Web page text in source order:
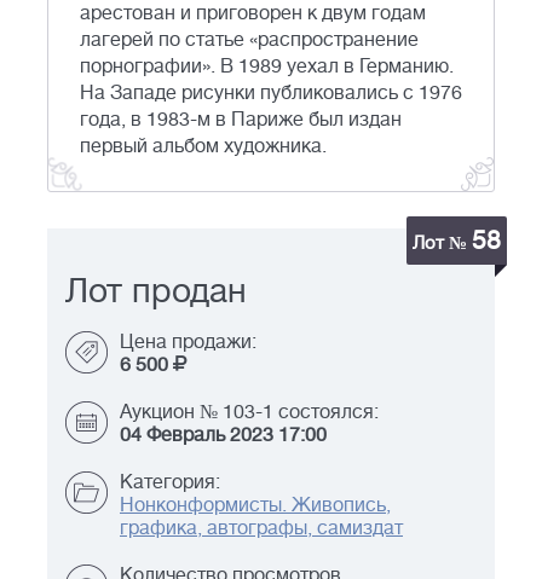
арестован и приговорен к двум годам
лагерей по статье «распространение
порнографии». В 1989 уехал в Германию.
На Западе рисунки публиковались с 1976
года, в 1983-м в Париже был издан
первый альбом художника.
Лот № 58
Лот продан
Цена продажи:
6 500
Аукцион № 103-1 состоялся:
04 Февраль 2023 17:00
Категория:
Нонконформисты. Живопись,
графика, автографы, самиздат